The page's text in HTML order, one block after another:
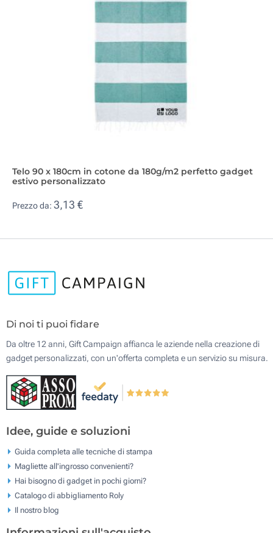
Telo 90 x 180cm in cotone da 180g/m2 perfetto gadget
estivo personalizzato
Prezzo da: 3,13 €
Di noi ti puoi fidare
Da oltre 12 anni, Gift Campaign affianca le aziende nella creazione di
gadget personalizzati, con un'offerta completa e un servizio su misura.
Idee, guide e soluzioni
Guida completa alle tecniche di stampa
Magliette all'ingrosso convenienti?
Hai bisogno di gadget in pochi giorni?
Catalogo di abbigliamento Roly
Il nostro blog